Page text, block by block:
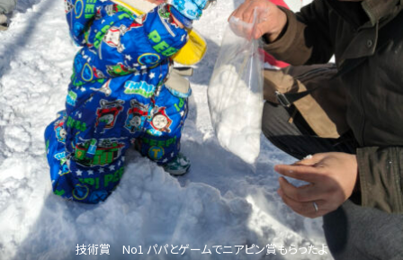
技術賞 No1 パパとゲームでニアピン賞もらったよ